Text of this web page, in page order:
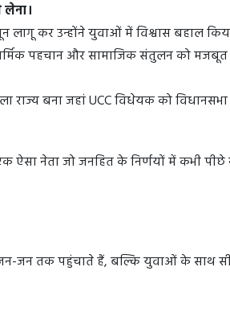
लागू कर उन्होंने युवाओं में विश्वास बहाल
पहचान और सामाजिक संतुलन को मजबूत
राज्य बना जहां UCC विधेयक को
ऐसा नेता जो जनहित के निर्णयों में कभी पीछे
जन तक पहुंचाते हैं, बल्कि युवाओं के साथ